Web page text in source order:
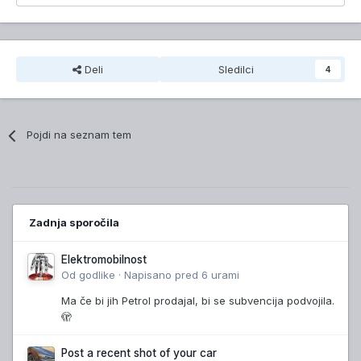
Deli Sledilci 4
Pojdi na seznam tem
Zadnja sporočila
Elektromobilnost
Od godlike · Napisano pred 6 urami
Ma če bi jih Petrol prodajal, bi se subvencija podvojila.
🫣
Post a recent shot of your car